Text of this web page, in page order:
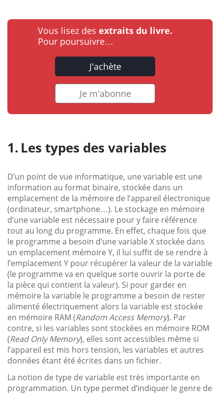
Vous lisez des extraits du livre.
Pour poursuivre…
J'achète
Je m'abonne
Les types des variables
D’un point de vue informatique, une variable est une
information au format binaire, stockée dans un
emplacement de la mémoire de l’appareil électronique
(ordinateur, smartphone…). Le stockage en mémoire
d’une variable est nécessaire pour y faire référence
tout au long du programme. En effet, chaque fois que
le programme a besoin d’une variable X stockée dans
un emplacement mémoire Y, il lui suffit de se rendre à
l’emplacement Y pour récupérer la valeur de la variable
(le programme va en quelque sorte ouvrir la porte de
la pièce qui contient la valeur). Si pour garder en
mémoire la variable le programme a besoin de rester
alimenté électriquement alors la variable est stockée
en mémoire RAM (Random Access Memory). Par
contre, si les variables sont stockées en mémoire ROM
(Read Only Memory), elles sont accessibles même si
l’appareil est mis hors tension, les variables et autres
données étant été écrites dans un fichier.
La notion de type de variable est très importante en
programmation. Un type permet d’indiquer le genre de